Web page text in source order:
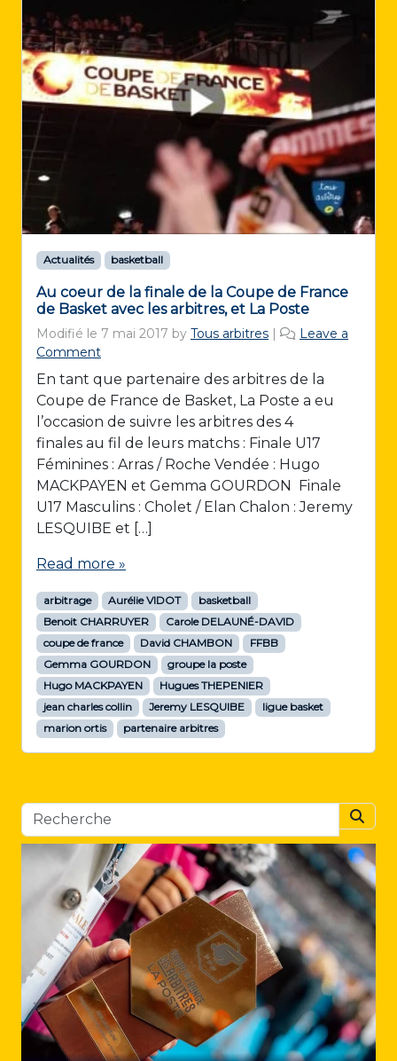
Actualités basketball
Au coeur de la finale de la Coupe de France
de Basket avec les arbitres, et La Poste
Modifié le 7 mai 2017 by Tous arbitres
Leave a
Comment
En tant que partenaire des arbitres de la
Coupe de France de Basket, La Poste a eu
l’occasion de suivre les arbitres des 4
finales au fil de leurs matchs : Finale U17
Féminines : Arras / Roche Vendée : Hugo
MACKPAYEN et Gemma GOURDON Finale
U17 Masculins : Cholet / Elan Chalon : Jeremy
LESQUIBE et […]
Read more »
arbitrage Aurélie VIDOT
basketball
Benoit CHARRUYER
Carole DELAUNÉ-DAVID
coupe de france
David CHAMBON
FFBB
Gemma GOURDON
groupe la poste
Hugo MACKPAYEN
Hugues THEPENIER
jean charles collin
Jeremy LESQUIBE
ligue basket
marion ortis
partenaire arbitres